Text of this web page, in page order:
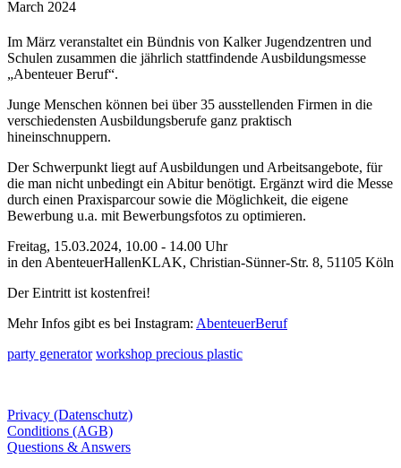
March 2024
Im März veranstaltet ein Bündnis von Kalker Jugendzentren und
Schulen zusammen die jährlich stattfindende Ausbildungsmesse
„Abenteuer Beruf“.
Junge Menschen können bei über 35 ausstellenden Firmen in die
verschiedensten Ausbildungsberufe ganz praktisch
hineinschnuppern.
Der Schwerpunkt liegt auf Ausbildungen und Arbeitsangebote, für
die man nicht unbedingt ein Abitur benötigt. Ergänzt wird die Messe
durch einen Praxisparcour sowie die Möglichkeit, die eigene
Bewerbung u.a. mit Bewerbungsfotos zu optimieren.
Freitag, 15.03.2024, 10.00 - 14.00 Uhr
in den AbenteuerHallenKLAK, Christian-Sünner-Str. 8, 51105 Köln
Der Eintritt ist kostenfrei!
Mehr Infos gibt es bei Instagram: AbenteuerBeruf
party generator workshop precious plastic
Privacy (Datenschutz)
Conditions (AGB)
Questions & Answers